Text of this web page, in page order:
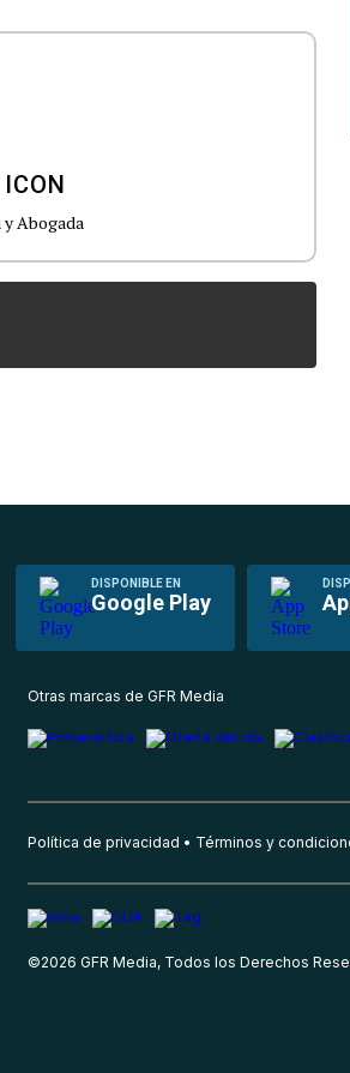
Abogada
DISPONIBLE EN
Google Play
Otras marcas de GFR Media
Política de privacidad Términos y
©2026 GFR Media, Todos los Derechos